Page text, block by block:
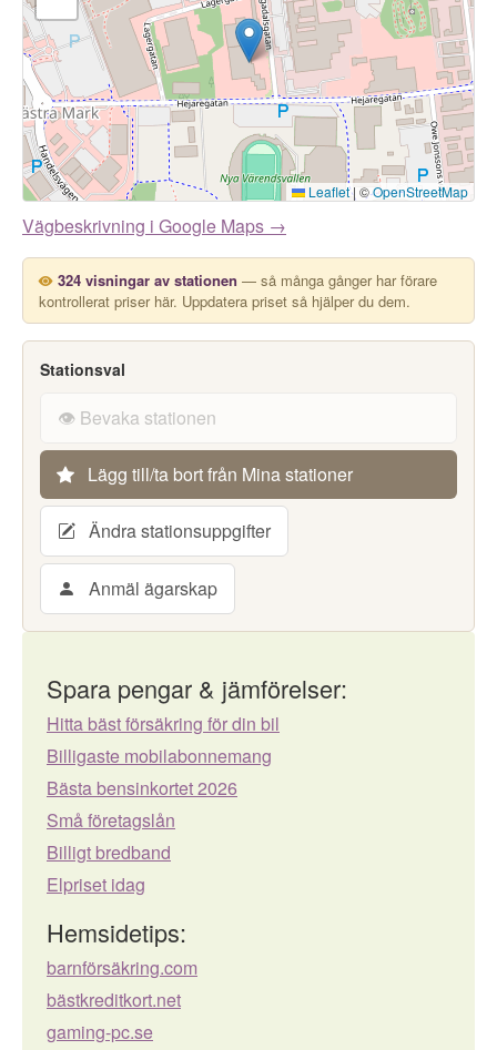
Leaflet | ©OpenStreetMap
Vägbeskrivning i Google Maps →
324 visningar av stationen — så många gånger har förare
kontrollerat priser här. Uppdatera priset så hjälper du dem.
Stationsval
👁️ Bevaka stationen
Lägg till/ta bort från Mina stationer
Ändra stationsuppgifter
Anmäl ägarskap
Spara pengar & jämförelser:
Hitta bäst försäkring för din bil
Billigaste mobilabonnemang
Bästa bensinkortet 2026
Små företagslån
Billigt bredband
Elpriset idag
Hemsidetips:
barnförsäkring.com
bästkreditkort.net
gaming-pc.se